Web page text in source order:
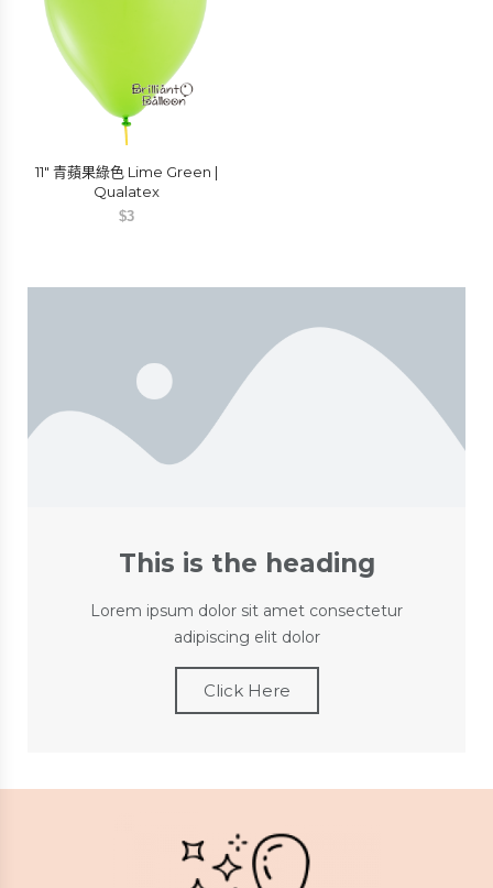
11″ 青蘋果綠色 Lime Green |
Qualatex
$3
This is the heading
Lorem ipsum dolor sit amet consectetur
adipiscing elit dolor
Click Here